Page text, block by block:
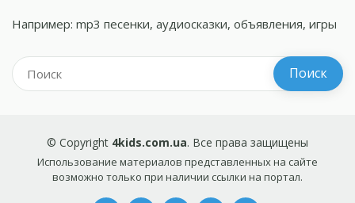
Например: mp3 песенки, аудиосказки, объявления, игры
© Copyright 4kids.com.ua. Все права защищены
Использование материалов представленных на сайте
возможно только при наличии ссылки на портал.